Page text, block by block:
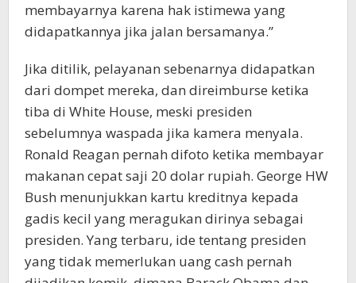
membayarnya karena hak istimewa yang
didapatkannya jika jalan bersamanya.”
Jika ditilik, pelayanan sebenarnya didapatkan
dari dompet mereka, dan direimburse ketika
tiba di White House, meski presiden
sebelumnya waspada jika kamera menyala.
Ronald Reagan pernah difoto ketika membayar
makanan cepat saji 20 dolar rupiah. George HW
Bush menunjukkan kartu kreditnya kepada
gadis kecil yang meragukan dirinya sebagai
presiden. Yang terbaru, ide tentang presiden
yang tidak memerlukan uang cash pernah